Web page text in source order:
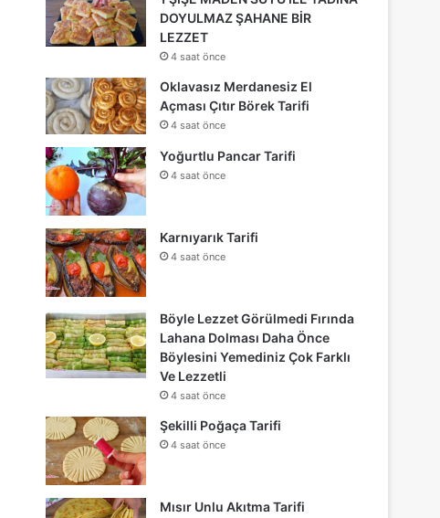
DOYULMAZ ŞAHANE BİR
LEZZET
4 saat önce
Oklavasız Merdanesiz El
Açması Çıtır Börek Tarifi
4 saat önce
Yoğurtlu Pancar Tarifi
4 saat önce
Karnıyarık Tarifi
4 saat önce
Böyle Lezzet Görülmedi Fırında
Lahana Dolması Daha Önce
Böylesini Yemediniz Çok Farklı
Ve Lezzetli
4 saat önce
Şekilli Poğaça Tarifi
4 saat önce
Mısır Unlu Akıtma Tarifi